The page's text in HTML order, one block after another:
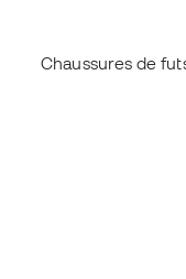
Chaussures de